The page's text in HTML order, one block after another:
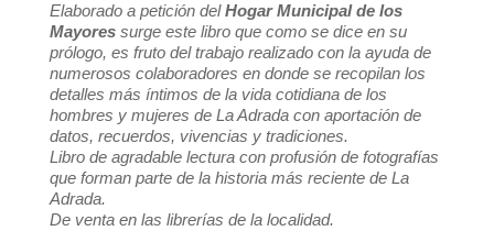
Elaborado a petición delHogar Municipal de los
Mayoressurge este libro que como se dice en su
prólogo, es fruto del trabajo realizado con la ayuda de
numerosos colaboradores en donde se recopilan los
detalles más íntimos de la vida cotidiana de los
hombres y mujeres de La Adrada con aportación de
datos, recuerdos, vivencias y tradiciones.
Libro de agradable lectura con profusión de fotografías
que forman parte de la historia más reciente de La
Adrada.
De venta en las librerías de la localidad.